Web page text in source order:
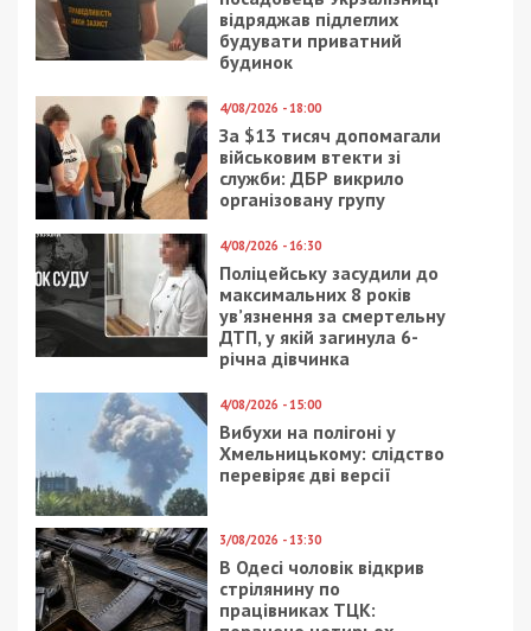
В Днепре появится еще одна
современная школа: фото
В Днепре будут обновлять столовую и
туалеты в школе в Чечеловском районе
Facebook
Telegram
Twitter
WhatsApp
Viber
Email